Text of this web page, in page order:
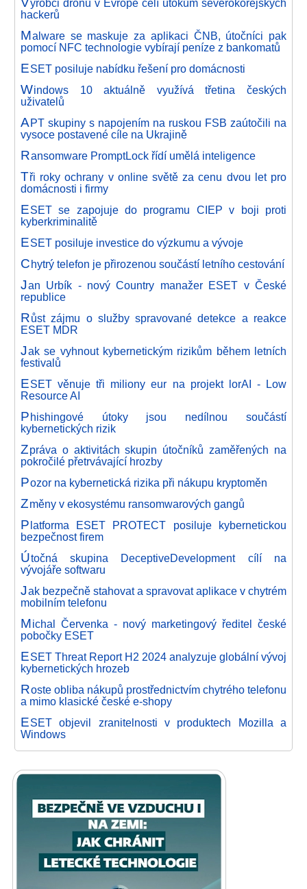
ýrobci dronů v Evropě čelí útokům severokorejských
hackerů
Malware se maskuje za aplikaci ČNB, útočníci pak
pomocí NFC technologie vybírají peníze z bankomatů
ESET posiluje nabídku řešení pro domácnosti
Windows 10 aktuálně využívá třetina českých
uživatelů
A PT skupiny s napojením na ruskou FSB zaútočili na
vysoce postavené cíle na Ukrajině
Ransomware PromptLock řídí umělá inteligence
Tři roky ochrany v online světě za cenu dvou let pro
domácnosti i firmy
ESET se zapojuje do programu CIEP v boji proti
kyberkriminalitě
ESET posiluje investice do výzkumu a vývoje
C hytrý telefon je přirozenou součástí letního cestování
Jan Urbík - nový Country manažer ESET v České
republice
Růst zájmu o služby spravované detekce a reakce
ESET MDR
Jak se vyhnout kybernetickým rizikům během letních
festivalů
ESET věnuje tři miliony eur na projekt lorAI - Low
Resource AI
P hishingové útoky jsou nedílnou součástí
kybernetických rizik
Zpráva o aktivitách skupin útočníků zaměřených na
pokročilé přetrvávající hrozby
Pozor na kybernetická rizika při nákupu kryptoměn
Změny v ekosystému ransomwarových gangů
P latforma ESET PROTECT posiluje kybernetickou
bezpečnost firem
Útočná skupina DeceptiveDevelopment cílí na
vývojáře softwaru
Jak bezpečně stahovat a spravovat aplikace v chytrém
mobilním telefonu
Michal Červenka - nový marketingový ředitel české
pobočky ESET
ESET Threat Report H2 2024 analyzuje globální vývoj
kybernetických hrozeb
Roste obliba nákupů prostřednictvím chytrého telefonu
a mimo klasické české e-shopy
ESET objevil zranitelnosti v produktech Mozilla a
Windows